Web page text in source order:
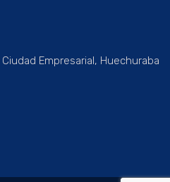
Empresarial, Huechuraba